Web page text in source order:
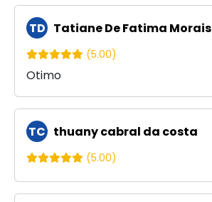
TD Tatiane De Fatima Morais
(5.00)
Otimo
TC thuany cabral da costa
(5.00)